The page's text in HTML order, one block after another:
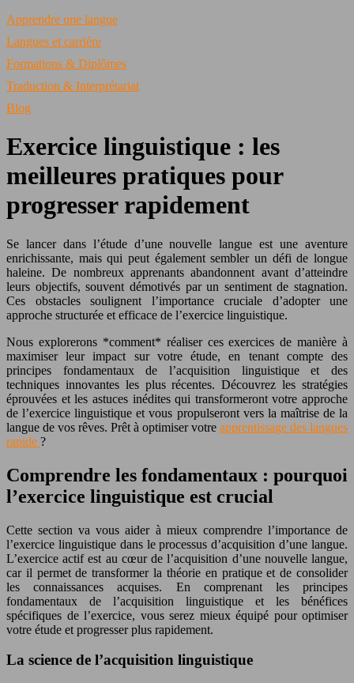
Apprendre une langue
Langues et carrière
Formations & Diplômes
Traduction & Interprétariat
Blog
Exercice linguistique : les
meilleures pratiques pour
progresser rapidement
Se lancer dans l’étude d’une nouvelle langue est une aventure
enrichissante, mais qui peut également sembler un défi de longue
haleine. De nombreux apprenants abandonnent avant d’atteindre
leurs objectifs, souvent démotivés par un sentiment de stagnation.
Ces obstacles soulignent l’importance cruciale d’adopter une
approche structurée et efficace de l’exercice linguistique.
Nous explorerons *comment* réaliser ces exercices de manière à
maximiser leur impact sur votre étude, en tenant compte des
principes fondamentaux de l’acquisition linguistique et des
techniques innovantes les plus récentes. Découvrez les stratégies
éprouvées et les astuces inédites qui transformeront votre approche
de l’exercice linguistique et vous propulseront vers la maîtrise de la
langue de vos rêves. Prêt à optimiser votre apprentissage des langues
rapide ?
Comprendre les fondamentaux : pourquoi
l’exercice linguistique est crucial
Cette section va vous aider à mieux comprendre l’importance de
l’exercice linguistique dans le processus d’acquisition d’une langue.
L’exercice actif est au cœur de l’acquisition d’une nouvelle langue,
car il permet de transformer la théorie en pratique et de consolider
les connaissances acquises. En comprenant les principes
fondamentaux de l’acquisition linguistique et les bénéfices
spécifiques de l’exercice, vous serez mieux équipé pour optimiser
votre étude et progresser plus rapidement.
La science de l’acquisition linguistique